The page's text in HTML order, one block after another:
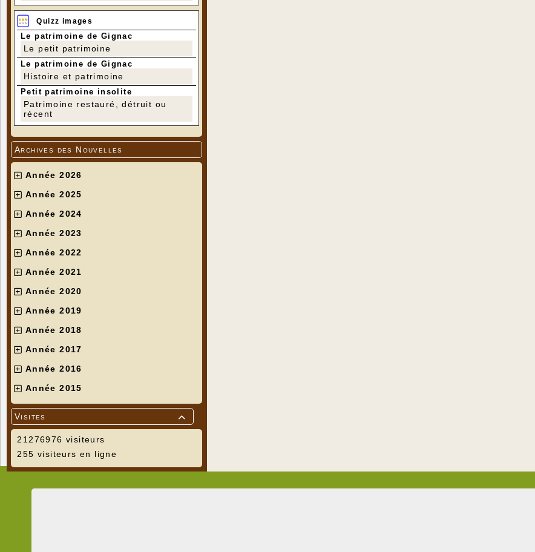
Quizz images
Le patrimoine de Gignac
Le petit patrimoine
Le patrimoine de Gignac
Histoire et patrimoine
Petit patrimoine insolite
Patrimoine restauré, détruit ou
récent
Archives des Nouvelles
Année 2026
Année 2025
Année 2024
Année 2023
Année 2022
Année 2021
Année 2020
Année 2019
Année 2018
Année 2017
Année 2016
Année 2015

Visites
21276976 visiteurs
255 visiteurs en ligne